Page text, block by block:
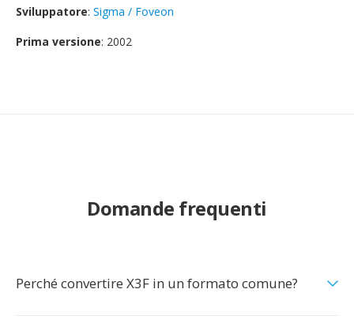
Sviluppatore: Sigma / Foveon
Prima versione: 2002
Domande frequenti
Perché convertire X3F in un formato comune?